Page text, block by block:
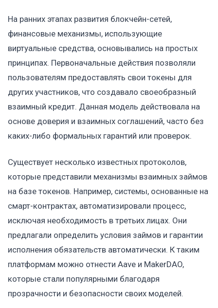
На ранних этапах развития блокчейн-сетей,
финансовые механизмы, использующие
виртуальные средства, основывались на простых
принципах. Первоначальные действия позволяли
пользователям предоставлять свои токены для
других участников, что создавало своеобразный
взаимный кредит. Данная модель действовала на
основе доверия и взаимных соглашений, часто без
каких-либо формальных гарантий или проверок.
Существует несколько известных протоколов,
которые представили механизмы взаимных займов
на базе токенов. Например, системы, основанные на
смарт-контрактах, автоматизировали процесс,
исключая необходимость в третьих лицах. Они
предлагали определить условия займов и гарантии
исполнения обязательств автоматически. К таким
платформам можно отнести Aave и MakerDAO,
которые стали популярными благодаря
прозрачности и безопасности своих моделей.